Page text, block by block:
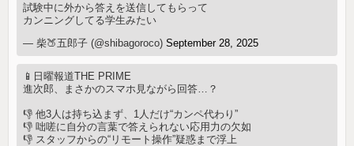
試験中に外から答えを送信してもらって
カンニングしてる学生みたい
— 柴🍑五郎子 (@shibagoroco)September 28, 2025
📱日曜報道THE PRIME
進次郎、まさかのスマホ見ながら回答…？
👎 他3人は持ち込まず、1人だけ“カンペ代わり”
👎 咄嗟に自分の言葉で答えられない応用力の欠如
👎 スタッフからの“リモート操作”疑惑まで浮上